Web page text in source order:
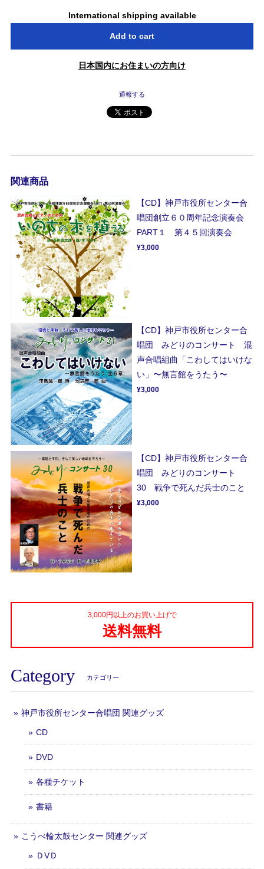
International shipping available
Add to cart
日本国内にお住まいの方向け
通報する
関連商品
【CD】神戸市役所センター合
唱団創立６０周年記念演奏会
PART１ 第４５回演奏会
¥3,000
【CD】神戸市役所センター合
唱団 みどりのコンサート 混
声合唱組曲「こわしてはいけな
い」〜無言館をうたう〜
¥3,000
【CD】神戸市役所センター合
唱団 みどりのコンサート
30 戦争で死んだ兵士のこと
¥3,000
3,000円以上のお買い上げで
送料無料
Category カテゴリー
神戸市役所センター合唱団 関連グッズ
CD
DVD
各種チケット
書籍
こうべ輪太鼓センター 関連グッズ
ＤVＤ